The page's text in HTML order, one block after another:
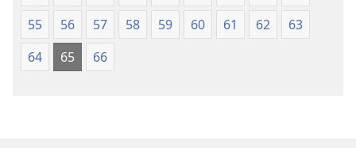
55
56 57 58 59 60 61 62
63
64
65 66